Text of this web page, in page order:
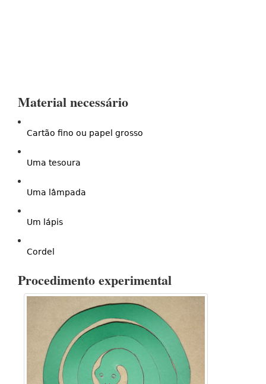
Material necessário
Cartão fino ou papel grosso
Uma tesoura
Uma lâmpada
Um lápis
Cordel
Procedimento experimental